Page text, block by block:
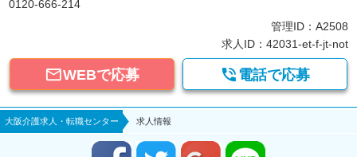
0120-666-214
管理ID：A2508
求人ID：42031-et-f-jt-not
WEBで応募  電話で応募
大阪介護求人・転職センター 求人情報